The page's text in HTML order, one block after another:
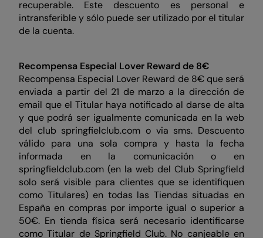
recuperable. Este descuento es personal e
intransferible y sólo puede ser utilizado por el titular
de la cuenta.
Recompensa Especial Lover Reward de 8€
Recompensa Especial Lover Reward de 8€ que será
enviada a partir del 21 de marzo a la dirección de
email que el Titular haya notificado al darse de alta
y que podrá ser igualmente comunicada en la web
del club springfielclub.com o via sms. Descuento
válido para una sola compra y hasta la fecha
informada en la comunicación o en
springfieldclub.com (en la web del Club Springfield
solo será visible para clientes que se identifiquen
como Titulares) en todas las Tiendas situadas en
España en compras por importe igual o superior a
50€. En tienda física será necesario identificarse
como Titular de Springfield Club. No canjeable en